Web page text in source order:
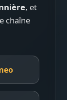
, et
chaîne